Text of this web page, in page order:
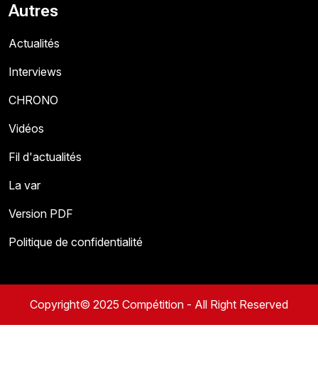
Autres
Actualités
Interviews
CHRONO
Vidéos
Fil d'actualités
La var
Version PDF
Politique de confidentialité
Copyright© 2025 Compétition - All Right Reserved